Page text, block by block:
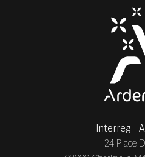
Interreg -
24 Place